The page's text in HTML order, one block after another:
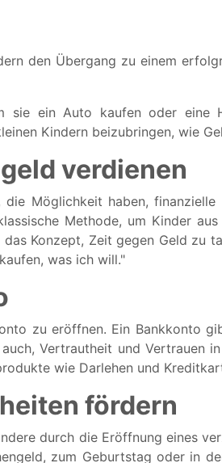
den Übergang zu einem
ein Auto kaufen oder eine
Kindern beizubringen, wie
verdienen
Möglichkeit haben,
Methode, um Kinder
Konzept, Zeit gegen Geld zu
was ich will."
zu eröffnen. Ein Bankkonto
Vertrautheit und Vertrauen
wie Darlehen und
fördern
durch die Eröffnung eines
zum Geburtstag oder in